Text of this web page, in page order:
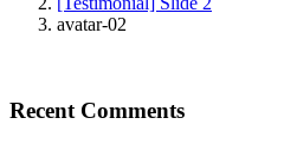
avatar-02
Recent Comments